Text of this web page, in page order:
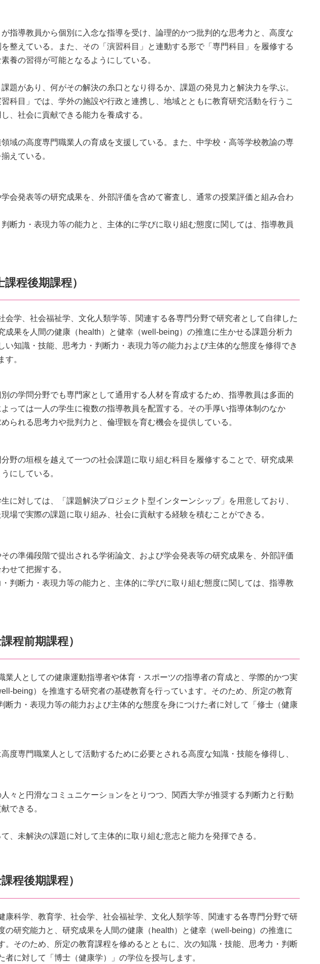
指導教員から個別に入念な指導を受け、論理的かつ批判的な思考力と、高度な
整えている。また、その「演習科目」と連動する形で「専門科目」を履修する
養の習得が可能となるようにしている。
題があり、何がその解決の糸口となり得るか、課題の発見力と解決力を学ぶ。
科目」では、学外の施設や行政と連携し、地域とともに教育研究活動を行うこ
、社会に貢献できる能力を養成する。
域の高度専門職業人の育成を支援している。また、中学校・高等学校教諭の専
えている。
会発表等の研究成果を、外部評価を含めて審査し、通常の授業評価と組み合わ
断力・表現力等の能力と、主体的に学びに取り組む態度に関しては、指導教員
程後期課程）
会学、社会福祉学、文化人類学等、関連する各専門分野で研究者として自律した
果を人間の健康（health）と健幸（well-being）の推進に生かせる課題分析力
知識・技能、思考力・判断力・表現力等の能力および主体的な態度を修得でき
す。
の学問分野でも専門家として通用する人材を育成するため、指導教員は多面的
っては一人の学生に複数の指導教員を配置する。その手厚い指導体制のなか
られる思考力や批判力と、倫理観を育む機会を提供している。
野の垣根を越えて一つの社会課題に取り組む科目を履修することで、研究成果
にしている。
に対しては、「課題解決プロジェクト型インターンシップ」を用意しており、
場で実際の課題に取り組み、社会に貢献する経験を積むことができる。
の準備段階で提出される学術論文、および学会発表等の研究成果を、外部評価
せて把握する。
判断力・表現力等の能力と、主体的に学びに取り組む態度に関しては、指導教
程前期課程）
業人としての健康運動指導者や体育・スポーツの指導者の育成と、学際的かつ実
being）を推進する研究者の基礎教育を行っています。そのため、所定の教育
力・表現力等の能力および主体的な態度を身につけた者に対して「修士（健康
度専門職業人として活動するために必要とされる高度な知識・技能を修得し、
々と円滑なコミュニケーションをとりつつ、関西大学が推奨する判断力と行動
できる。
、未解決の課題に対して主体的に取り組む意志と能力を発揮できる。
程後期課程）
康科学、教育学、社会学、社会福祉学、文化人類学等、関連する各専門分野で研
研究能力と、研究成果を人間の健康（health）と健幸（well-being）の推進に
そのため、所定の教育課程を修めるとともに、次の知識・技能、思考力・判断
に対して「博士（健康学）」の学位を授与します。